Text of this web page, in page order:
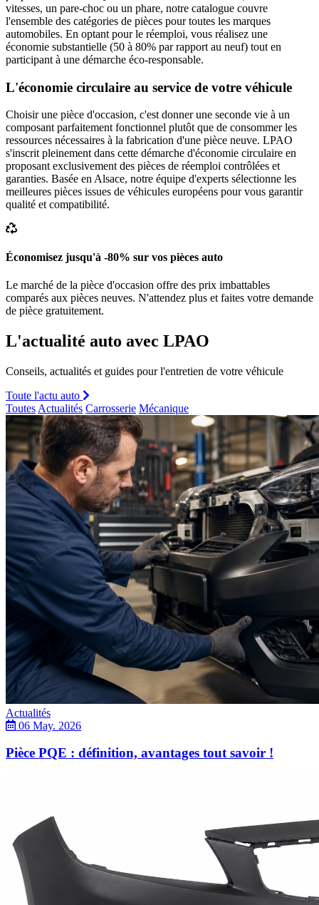
vitesses, un pare-choc ou un phare, notre catalogue couvre
l'ensemble des catégories de pièces pour toutes les marques
automobiles. En optant pour le réemploi, vous réalisez une
économie substantielle (50 à 80% par rapport au neuf) tout en
participant à une démarche éco-responsable.
L'économie circulaire au service de votre véhicule
Choisir une pièce d'occasion, c'est donner une seconde vie à un
composant parfaitement fonctionnel plutôt que de consommer les
ressources nécessaires à la fabrication d'une pièce neuve. LPAO
s'inscrit pleinement dans cette démarche d'économie circulaire en
proposant exclusivement des pièces de réemploi contrôlées et
garanties. Basée en Alsace, notre équipe d'experts sélectionne les
meilleures pièces issues de véhicules européens pour vous garantir
qualité et compatibilité.
Économisez jusqu'à -80% sur vos pièces auto
Le marché de la pièce d'occasion offre des prix imbattables
comparés aux pièces neuves. N'attendez plus et faites votre demande
de pièce gratuitement.
L'actualité auto avec LPAO
Conseils, actualités et guides pour l'entretien de votre véhicule
Toute l'actu auto
Toutes Actualités Carrosserie Mécanique
Actualités
06 May. 2026
Pièce PQE : définition, avantages tout savoir !